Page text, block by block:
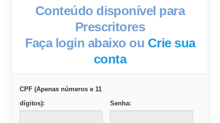
Conteúdo disponível para
Prescritores
Faça login abaixo ou Crie sua
conta
CPF (Apenas números e 11
dígitos):
Senha: